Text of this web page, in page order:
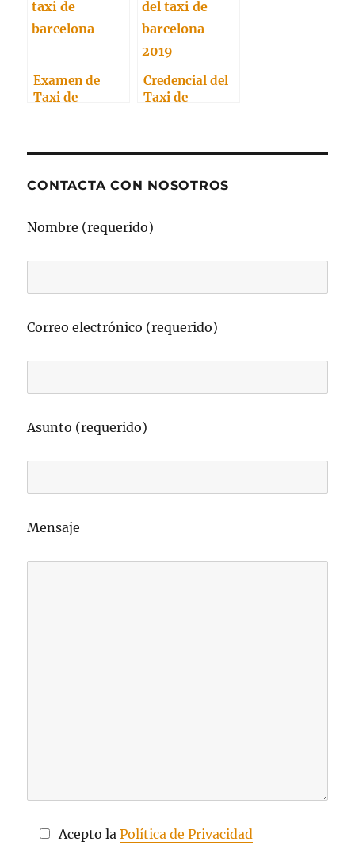
Examen de
Taxi de
Credencial del
Taxi de
CONTACTA CON NOSOTROS
Nombre (requerido)
Correo electrónico (requerido)
Asunto (requerido)
Mensaje
Acepto laPolítica de Privacidad